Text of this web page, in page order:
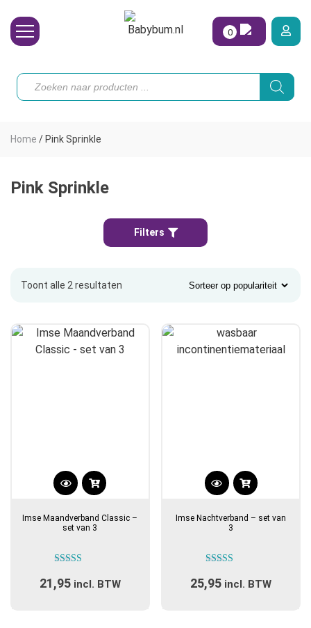
Toebehoren
Koopjes
0
Producten
zoeken
Home / Pink Sprinkle
Pink Sprinkle
Filters
Toont alle 2 resultaten
Dit
heeft
variaties.
optie
Imse Maandverband Classic –
set van 3
5.00
uit 5
21,95 incl. BTW
Dit
heeft
variaties.
optie
Imse Nachtverband – set van
3
5.00
uit 5
25,95 incl. BTW